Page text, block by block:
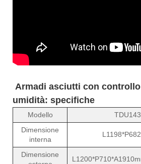
Armadi asciutti con
umidità: specifiche
Modello
Dimensione
interna
Dimensione